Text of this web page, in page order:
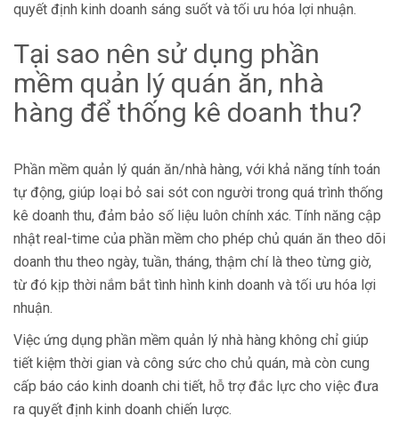
quyết định kinh doanh sáng suốt và tối ưu hóa lợi nhuận.
Tại sao nên sử dụng phần
mềm quản lý quán ăn, nhà
hàng để thống kê doanh thu?
Phần mềm quản lý quán ăn/nhà hàng, với khả năng tính toán
tự động, giúp loại bỏ sai sót con người trong quá trình thống
kê doanh thu, đảm bảo số liệu luôn chính xác. Tính năng cập
nhật real-time của phần mềm cho phép chủ quán ăn theo dõi
doanh thu theo ngày, tuần, tháng, thậm chí là theo từng giờ,
từ đó kịp thời nắm bắt tình hình kinh doanh và tối ưu hóa lợi
nhuận.
Việc ứng dụng phần mềm quản lý nhà hàng không chỉ giúp
tiết kiệm thời gian và công sức cho chủ quán, mà còn cung
cấp báo cáo kinh doanh chi tiết, hỗ trợ đắc lực cho việc đưa
ra quyết định kinh doanh chiến lược.